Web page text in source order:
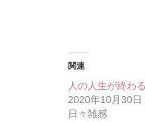
関連
人の人生が終わ
2020年10月30日
日々雑感